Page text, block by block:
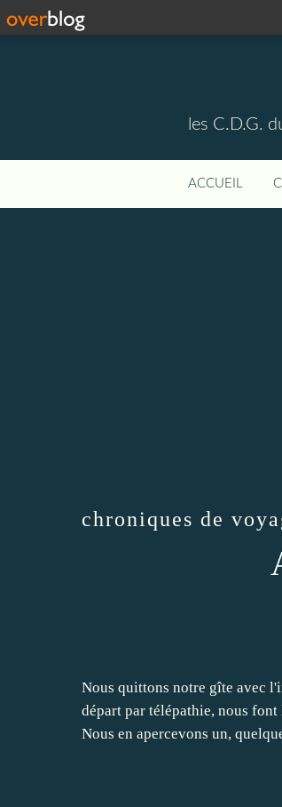
les C.D.G.
ACCUEIL
chroniques de
Nous quittons notre gîte avec
départ par télépathie, nous font
Nous en apercevons un,